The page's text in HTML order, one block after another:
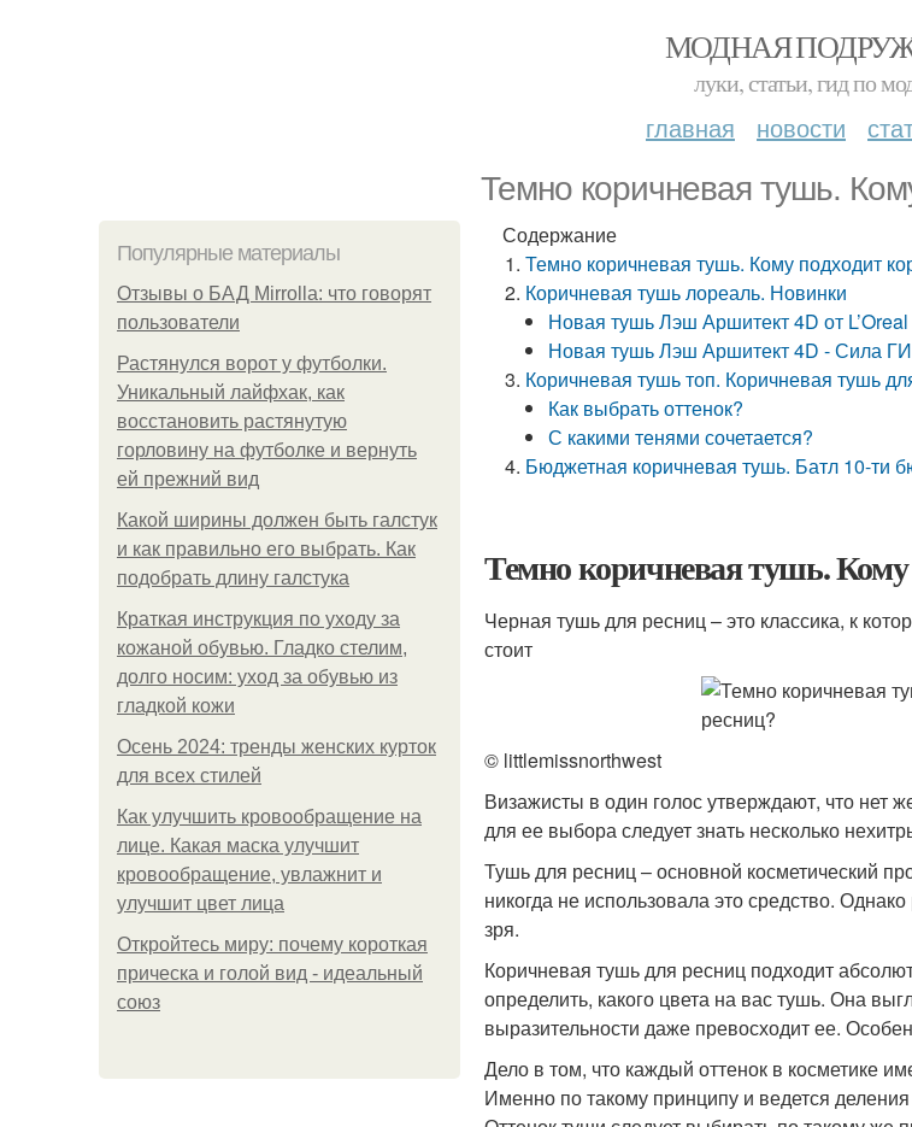
МОДНАЯ
луки, статьи, гид по
главная новости
Темно коричневая тушь.
Популярные материалы
Отзывы о БАД Mirrolla: что говорят
пользователи
Растянулся ворот у футболки.
Уникальный лайфхак, как
восстановить растянутую
горловину на футболке и вернуть
ей прежний вид
Какой ширины должен быть галстук
и как правильно его выбрать. Как
подобрать длину галстука
Краткая инструкция по уходу за
кожаной обувью. Гладко стелим,
долго носим: уход за обувью из
гладкой кожи
Осень 2024: тренды женских курток
для всех стилей
Как улучшить кровообращение на
лице. Какая маска улучшит
кровообращение, увлажнит и
улучшит цвет лица
Откройтесь миру: почему короткая
прическа и голой вид - идеальный
союз
Содержание
Темно коричневая тушь. Кому подходит
Коричневая тушь лореаль. Новинки
Новая тушь Лэш Аршитект 4D от
Новая тушь Лэш Аршитект 4D - Сила
Коричневая тушь топ. Коричневая тушь
Как выбрать оттенок?
С какими тенями сочетается?
Бюджетная коричневая тушь. Батл 10-ти
Темно коричневая тушь.
Черная тушь для ресниц – это классика, к
стоит
© littlemissnorthwest
Визажисты в один голос утверждают, что нет
для ее выбора следует знать несколько
Тушь для ресниц – основной косметический
никогда не использовала это средство.
зря.
Коричневая тушь для ресниц подходит
определить, какого цвета на вас тушь. Она
выразительности даже превосходит ее.
Дело в том, что каждый оттенок в косметике
Именно по такому принципу и ведется